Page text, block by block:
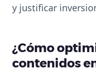
y justificar
¿Cómo
contenidos